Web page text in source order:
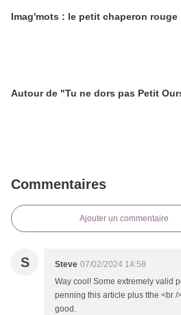
Imag'mots : le petit chaperon rouge
Autour de "Tu ne dors pas Petit
Commentaires
Ajouter un commentaire
S Steve 07/02/2024 14:58
Way cool! Some extremely valid
penning this article plus tthe <br /
good.